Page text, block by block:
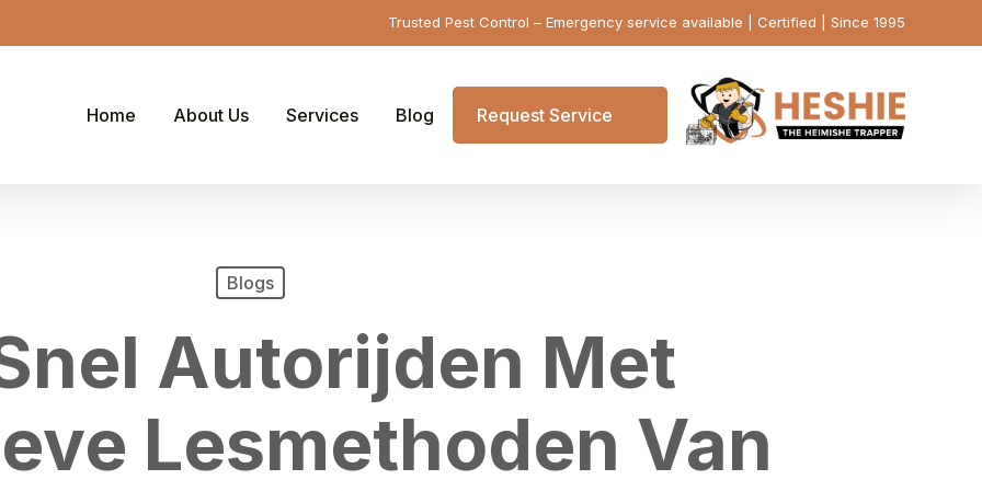
Trusted Pest Control – Emergency service available | Certified | Since 1995
Home About Us Services Blog Request Service
Blogs
Autorijden Met
Lesmethoden Van